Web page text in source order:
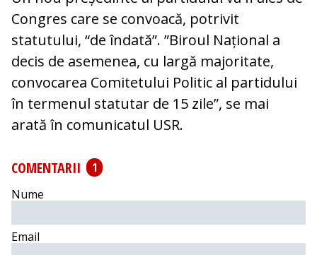
Congres care se convoacă, potrivit
statutului, “de îndată”. ”Biroul Național a
decis de asemenea, cu largă majoritate,
convocarea Comitetului Politic al partidului
în termenul statutar de 15 zile”, se mai
arată în comunicatul USR.
COMENTARII
1
Nume
Email